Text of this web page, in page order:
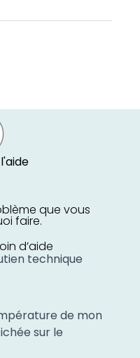
que vous
faire.
d’aide
technique
de mon
sur le